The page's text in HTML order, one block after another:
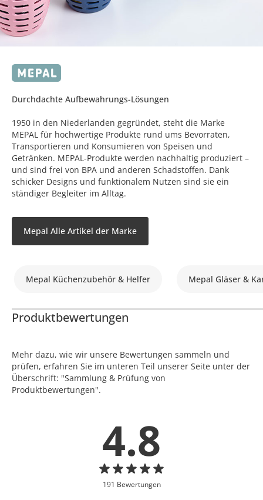
Durchdachte Aufbewahrungs-Lösungen
1950 in den Niederlanden gegründet, steht die Marke
MEPAL für hochwertige Produkte rund ums Bevorraten,
Transportieren und Konsumieren von Speisen und
Getränken. MEPAL-Produkte werden nachhaltig produziert –
und sind frei von BPA und anderen Schadstoffen. Dank
schicker Designs und funktionalem Nutzen sind sie ein
ständiger Begleiter im Alltag.
Mepal Alle Artikel der Marke
Mepal Küchenzubehör & Helfer Mepal Gläser &
Produktbewertungen
Mehr dazu, wie wir unsere Bewertungen sammeln und
prüfen, erfahren Sie im unteren Teil unserer Seite unter der
Überschrift: "Sammlung & Prüfung von
Produktbewertungen".
4.8
191 Bewertungen